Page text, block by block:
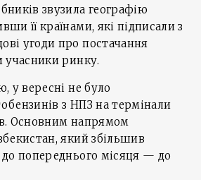
звузила географію
її країнами, які підписали з
угоди про постачання
учасники ринку.
у вересні не було
з НПЗ на термінали
Основним напрямом
який збільшив
попереднього місяця — до